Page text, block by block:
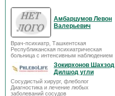
Амбарцумов Левон
Валерьевич
Врач-психиатр, Ташкентская
Республиканская психиатрическая
больница с интенсивным наблюдением
Зокирхонов Шахзод
Дилшод угли
Сосудистый хирург, флеболог
Диагностика и лечение любых
заболеваний сосудов